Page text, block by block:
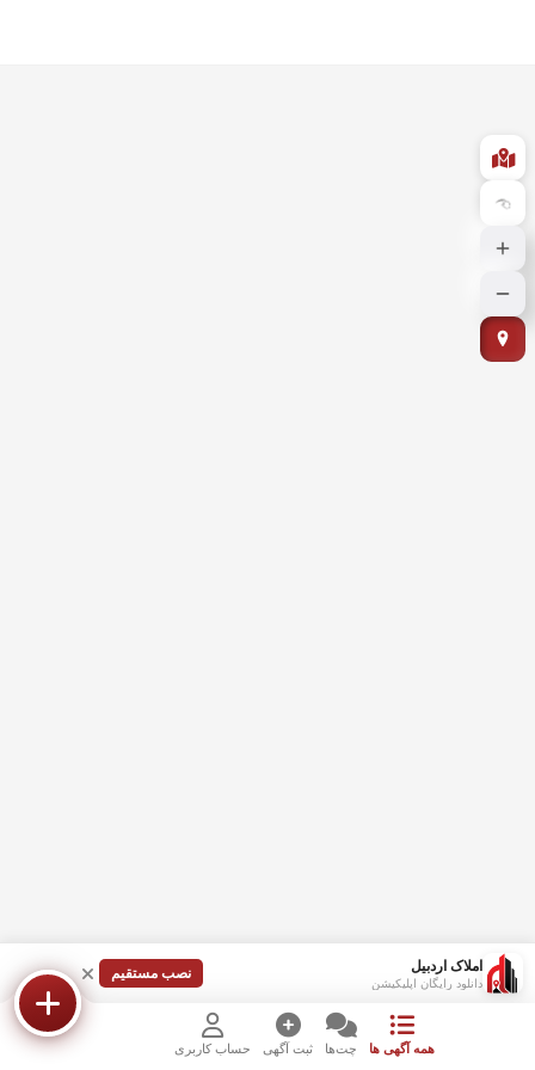
املاک اردبیل
دانلود رایگان اپلیکیشن
نصب مستقیم
همه آگهی ها چت‌ها ثبت آگهی حساب کاربری